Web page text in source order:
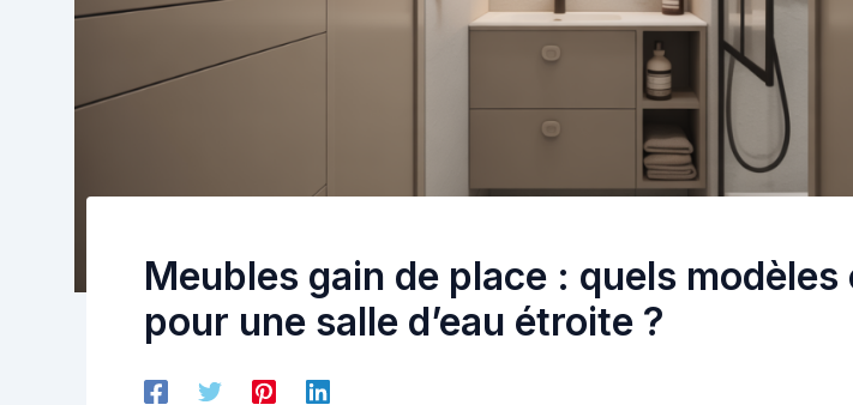
Meubles gain de place : quels
pour une salle d’eau étroite ?